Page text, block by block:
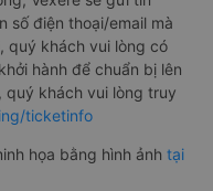
số điện thoại/email mà
quý khách vui lòng có
hành để chuẩn bị lên
khách vui lòng truy
ticketinfo
họa bằng hình ảnh tại